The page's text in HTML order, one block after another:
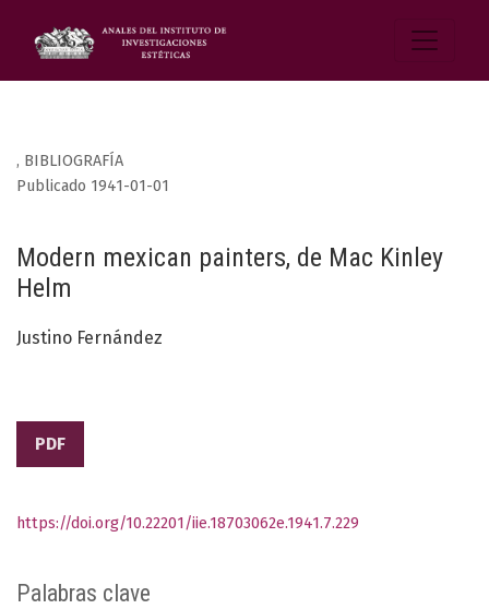
, BIBLIOGRAFÍA
Modern mexican painters, de Mac Kinley
Helm
Publicado 1941-01-01
Justino Fernández
PDF
Palabras clave
https://doi.org/10.22201/iie.18703062e.1941.7.229